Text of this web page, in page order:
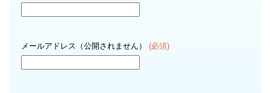
メールアドレス（公開されません） (必須)